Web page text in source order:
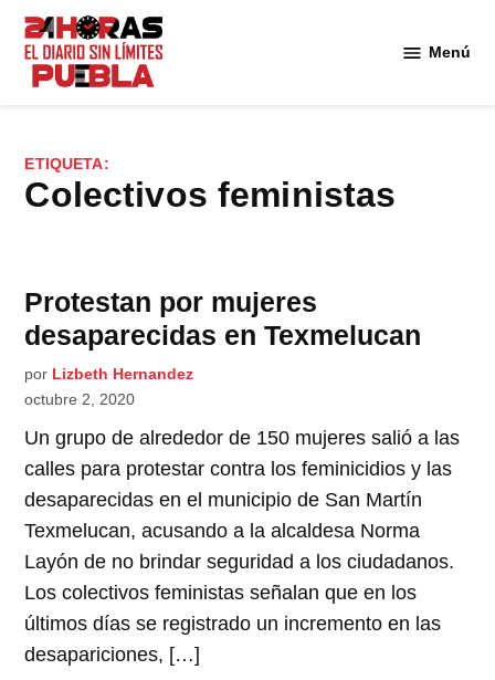
Saltar
contenido
Menú
ETIQUETA:
colectivos feministas
Protestan por mujeres
desaparecidas en Texmelucan
por Lizbeth Hernandez
octubre 2, 2020
Un grupo de alrededor de 150 mujeres salió a las
calles para protestar contra los feminicidios y las
desaparecidas en el municipio de San Martín
Texmelucan, acusando a la alcaldesa Norma
Layón de no brindar seguridad a los ciudadanos.
Los colectivos feministas señalan que en los
últimos días se registrado un incremento en las
desapariciones, […]